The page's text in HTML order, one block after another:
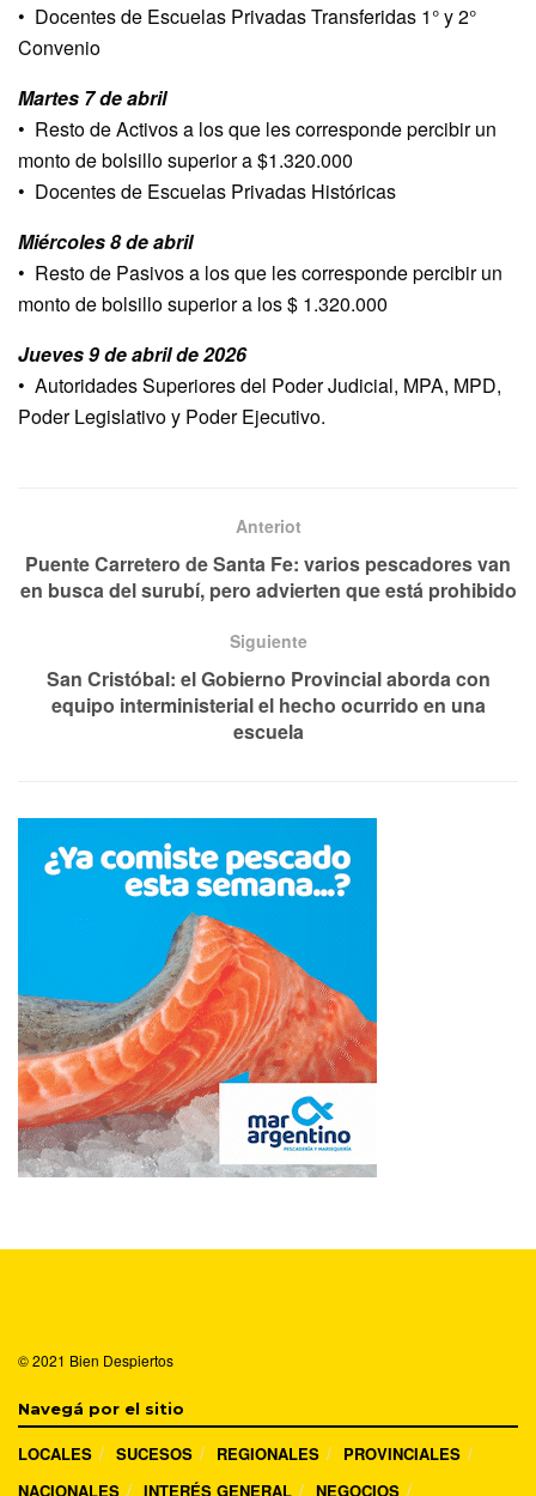
•⁠ ⁠Docentes de Escuelas Privadas Transferidas 1° y 2°
Convenio
Martes 7 de abril
•⁠ ⁠Resto de Activos a los que les corresponde percibir un
monto de bolsillo superior a $1.320.000
•⁠ ⁠Docentes de Escuelas Privadas Históricas
Miércoles 8 de abril
•⁠ ⁠Resto de Pasivos a los que les corresponde percibir un
monto de bolsillo superior a los $ 1.320.000
Jueves 9 de abril de 2026
•⁠ ⁠Autoridades Superiores del Poder Judicial, MPA, MPD,
Poder Legislativo y Poder Ejecutivo.
Anteriot
Puente Carretero de Santa Fe: varios pescadores van
en busca del surubí, pero advierten que está prohibido
Siguiente
San Cristóbal: el Gobierno Provincial aborda con
equipo interministerial el hecho ocurrido en una
escuela
© 2021 Bien Despiertos
Navegá por el sitio
LOCALES SUCESOS REGIONALES
PROVINCIALES
NACIONALES
INTERÉS GENERAL NEGOCIOS